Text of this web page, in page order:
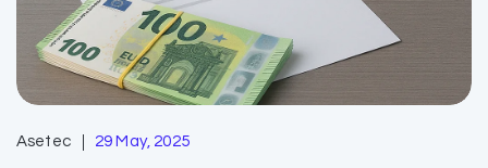
Asetec 29 May, 2025